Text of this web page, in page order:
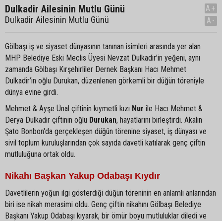
Dulkadir Ailesinin Mutlu Günü
Dulkadir Ailesinin Mutlu Günü
A+
A-
Gölbaşı iş ve siyaset dünyasının tanınan isimleri arasında yer alan
MHP Belediye Eski Meclis Üyesi Nevzat Dulkadir’in yeğeni, aynı
zamanda Gölbaşı Kırşehirliler Dernek Başkanı Hacı Mehmet
Dulkadir’in oğlu Durukan, düzenlenen görkemli bir düğün töreniyle
dünya evine girdi.
Mehmet & Ayşe Ünal çiftinin kıymetli kızı Nur ile Hacı Mehmet &
Derya Dulkadir çiftinin oğlu Durukan, hayatlarını birleştirdi. Akalın
Şato Bonbon'da gerçekleşen düğün törenine siyaset, iş dünyası ve
sivil toplum kuruluşlarından çok sayıda davetli katılarak genç çiftin
mutluluğuna ortak oldu.
Nikahı Başkan Yakup Odabaşı Kıydır
Davetlilerin yoğun ilgi gösterdiği düğün töreninin en anlamlı anlarından
biri ise nikah merasimi oldu. Genç çiftin nikahını Gölbaşı Belediye
Başkanı Yakup Odabaşı kıyarak, bir ömür boyu mutluluklar diledi ve